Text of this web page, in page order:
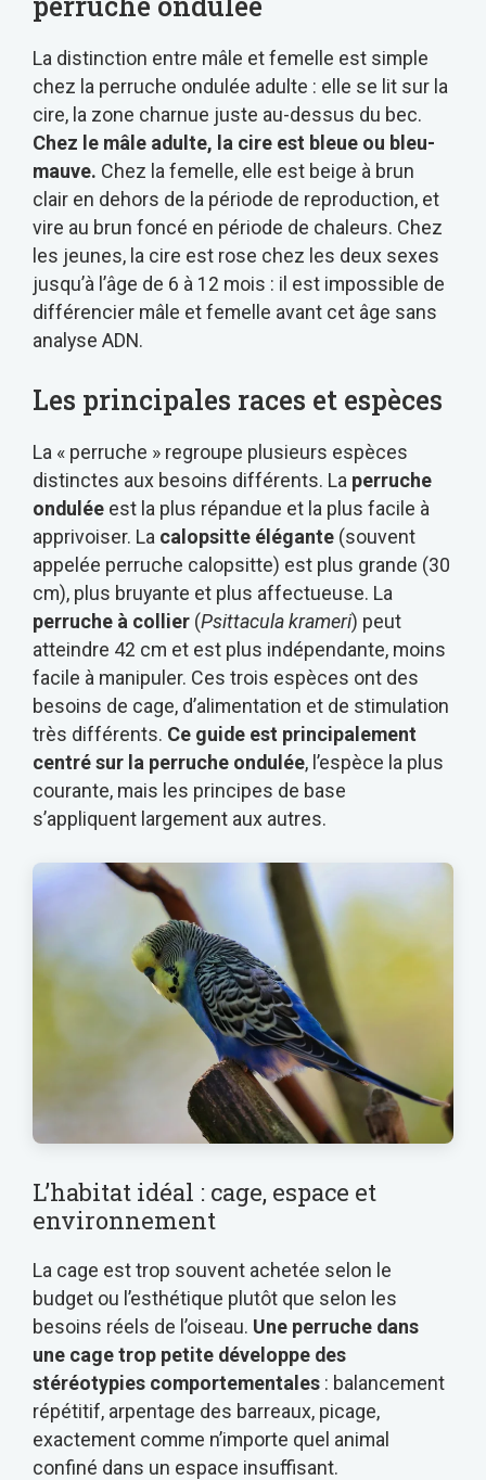
La distinction entre mâle et femelle est simple
chez la perruche ondulée adulte : elle se lit sur la
cire, la zone charnue juste au-dessus du bec.
Chez le mâle adulte, la cire est bleue ou bleu-
mauve. Chez la femelle, elle est beige à brun
clair en dehors de la période de reproduction, et
vire au brun foncé en période de chaleurs. Chez
les jeunes, la cire est rose chez les deux sexes
jusqu’à l’âge de 6 à 12 mois : il est impossible de
différencier mâle et femelle avant cet âge sans
analyse ADN.
Les principales races et espèces
La « perruche » regroupe plusieurs espèces
distinctes aux besoins différents. La perruche
ondulée est la plus répandue et la plus facile à
apprivoiser. La calopsitte élégante (souvent
appelée perruche calopsitte) est plus grande (30
cm), plus bruyante et plus affectueuse. La
perruche à collier (Psittacula krameri) peut
atteindre 42 cm et est plus indépendante, moins
facile à manipuler. Ces trois espèces ont des
besoins de cage, d’alimentation et de stimulation
très différents. Ce guide est principalement
centré sur la perruche ondulée, l’espèce la plus
courante, mais les principes de base
s’appliquent largement aux autres.
L’habitat idéal : cage, espace et
environnement
La cage est trop souvent achetée selon le
budget ou l’esthétique plutôt que selon les
besoins réels de l’oiseau. Une perruche dans
une cage trop petite développe des
stéréotypies comportementales : balancement
répétitif, arpentage des barreaux, picage,
exactement comme n’importe quel animal
confiné dans un espace insuffisant.